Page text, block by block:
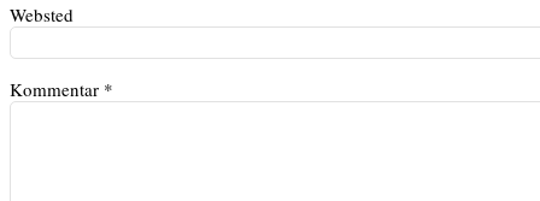
Websted
Kommentar *